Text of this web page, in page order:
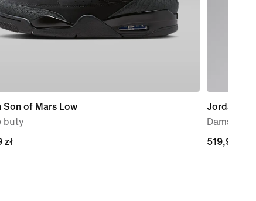
Son of Mars Low
buty
zł
zł
Jordan
Damska
519,99 zł
519,99 zł